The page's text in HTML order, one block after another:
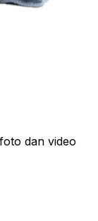
dan video